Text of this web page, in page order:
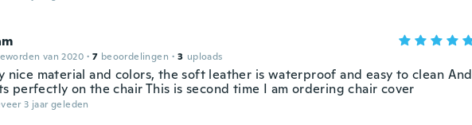
van 2020 · 7 beoordelingen · 3 uploads
nice material and colors, the soft leather is waterproof and easy to clean And
perfectly on the chair This is second time I am ordering chair cover
3 jaar geleden